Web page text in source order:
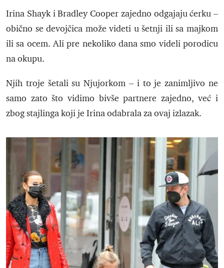
Irina Shayk i Bradley Cooper zajedno odgajaju ćerku –
obično se devojčica može videti u šetnji ili sa majkom
ili sa ocem. Ali pre nekoliko dana smo videli porodicu
na okupu.
Njih troje šetali su Njujorkom – i to je zanimljivo ne
samo zato što vidimo bivše partnere zajedno, već i
zbog stajlinga koji je Irina odabrala za ovaj izlazak.